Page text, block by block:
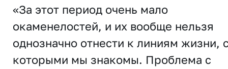
«За этот период очень мало
окаменелостей, и их вообще нельзя
однозначно отнести к линиям жизни,
которыми мы знакомы. Проблема с